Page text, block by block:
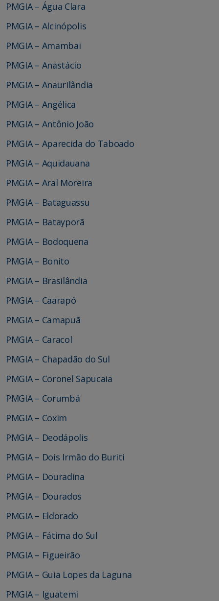
PMGIA – Água Clara
PMGIA – Alcinópolis
PMGIA – Amambai
PMGIA – Anastácio
PMGIA – Anaurilândia
PMGIA – Angélica
PMGIA – Antônio João
PMGIA – Aparecida do Taboado
PMGIA – Aquidauana
PMGIA – Aral Moreira
PMGIA – Bataguassu
PMGIA – Batayporã
PMGIA – Bodoquena
PMGIA – Bonito
PMGIA – Brasilândia
PMGIA – Caarapó
PMGIA – Camapuã
PMGIA – Caracol
PMGIA – Chapadão do Sul
PMGIA – Coronel Sapucaia
PMGIA – Corumbá
PMGIA – Coxim
PMGIA – Deodápolis
PMGIA – Dois Irmão do Buriti
PMGIA – Douradina
PMGIA – Dourados
PMGIA – Eldorado
PMGIA – Fátima do Sul
PMGIA – Figueirão
PMGIA – Guia Lopes da Laguna
PMGIA – Iguatemi